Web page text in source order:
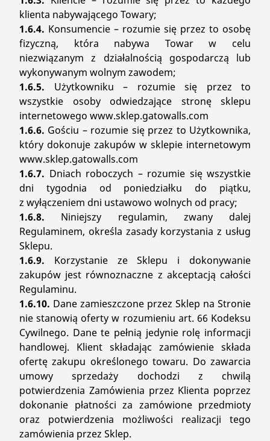
klienta nabywającego Towary;
1.6.4. Konsumencie – rozumie się przez to osobę
fizyczną, która nabywa Towar w celu
niezwiązanym z działalnością gospodarczą lub
wykonywanym wolnym zawodem;
1.6.5. Użytkowniku – rozumie się przez to
wszystkie osoby odwiedzające stronę sklepu
internetowego www.sklep.gatowalls.com
1.6.6. Gościu – rozumie się przez to Użytkownika,
który dokonuje zakupów w sklepie internetowym
www.sklep.gatowalls.com
1.6.7. Dniach roboczych – rozumie się wszystkie
dni tygodnia od poniedziałku do piątku,
z wyłączeniem dni ustawowo wolnych od pracy;
1.6.8. Niniejszy regulamin, zwany dalej
Regulaminem, określa zasady korzystania z usług
Sklepu.
1.6.9. Korzystanie ze Sklepu i dokonywanie
zakupów jest równoznaczne z akceptacją całości
Regulaminu.
1.6.10. Dane zamieszczone przez Sklep na Stronie
nie stanowią oferty w rozumieniu art. 66 Kodeksu
Cywilnego. Dane te pełnią jedynie rolę informacji
handlowej. Klient składając zamówienie składa
ofertę zakupu określonego towaru. Do zawarcia
umowy sprzedaży dochodzi z chwilą
potwierdzenia Zamówienia przez Klienta poprzez
dokonanie płatności za zamówione przedmioty
oraz potwierdzenia możliwości realizacji tego
zamówienia przez Sklep.